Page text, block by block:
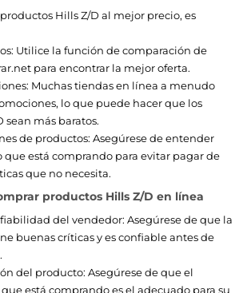
Hills Z/D al mejor precio, es
Utilice la función de comparación de
para encontrar la mejor oferta.
Muchas tiendas en línea a menudo
lo que puede hacer que los
sean más baratos.
de productos: Asegúrese de entender
está comprando para evitar pagar de
que no necesita.
productos Hills Z/D en línea
del vendedor: Asegúrese de que la
buenas críticas y es confiable antes de
del producto: Asegúrese de que el
está comprando es el adecuado para su